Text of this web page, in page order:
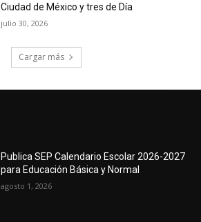
Ciudad de México y tres de Día
julio 30, 2026
Cargar más
Publica SEP Calendario Escolar 2026-2027
para Educación Básica y Normal
agosto 1, 2026